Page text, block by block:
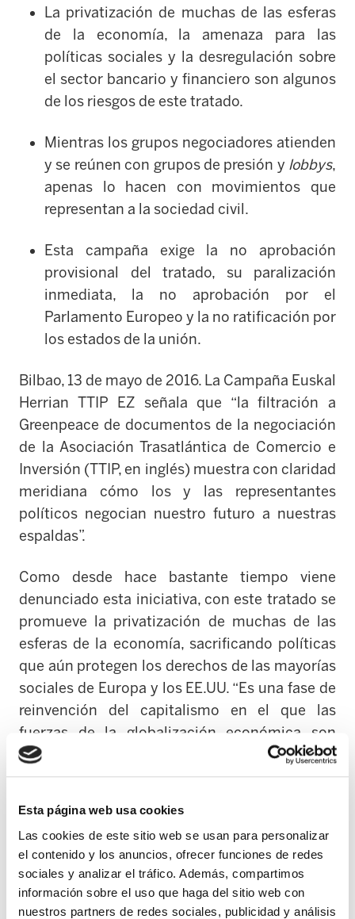
Esta página web usa cookies
Las cookies de este sitio web se usan para personalizar
el contenido y los anuncios, ofrecer funciones de redes
sociales y analizar el tráfico. Además, compartimos
información sobre el uso que haga del sitio web con
nuestros partners de redes sociales, publicidad y análisis
La privatización de muchas de las esferas
de la economía, la amenaza para las
políticas sociales y la desregulación sobre
el sector bancario y financiero son algunos
de los riesgos de este tratado.
Mientras los grupos negociadores atienden
y se reúnen con grupos de presión y lobbys,
apenas lo hacen con movimientos que
representan a la sociedad civil.
Esta campaña exige la no aprobación
provisional del tratado, su paralización
inmediata, la no aprobación por el
Parlamento Europeo y la no ratificación por
los estados de la unión.
Bilbao, 13 de mayo de 2016. La Campaña Euskal
Herrian TTIP EZ señala que “la filtración a
Greenpeace de documentos de la negociación
de la Asociación Trasatlántica de Comercio e
Inversión (TTIP, en inglés) muestra con claridad
meridiana cómo los y las representantes
políticos negocian nuestro futuro a nuestras
espaldas”.
Como desde hace bastante tiempo viene
denunciado esta iniciativa, con este tratado se
promueve la privatización de muchas de las
esferas de la economía, sacrificando políticas
que aún protegen los derechos de las mayorías
sociales de Europa y los EE.UU. “Es una fase de
reinvención del capitalismo en el que las
fuerzas de la globalización económica son
mucho más potentes, a pesar de las crisis
financieras y de legitimidad provocadas. El
que se reinventa”, añaden.
Para la campaña este hecho permite
comprobar la importante influencia de los
lobbys, quienes son sistemáticamente